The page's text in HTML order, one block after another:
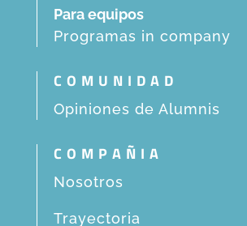
Para equipos
Programas in company
COMUNIDAD
Opiniones de Alumnis
COMPAÑIA
Nosotros
Trayectoria